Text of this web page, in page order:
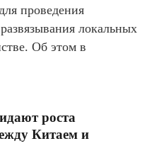
проведения
локальных
Об этом в
роста
Китаем и